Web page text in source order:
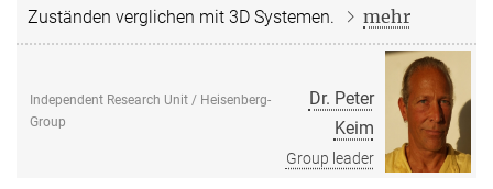
Zuständen verglichen mit 3D Systemen.
mehr
Independent Research Unit / Heisenberg-
Group
Dr. Peter
Keim
Group leader